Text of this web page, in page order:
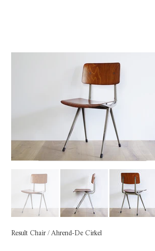
Result Chair / Ahrend-De Cirkel